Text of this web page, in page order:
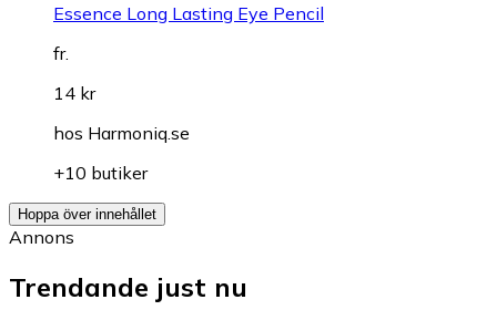
Essence Long Lasting Eye Pencil
fr.
14 kr
hos Harmoniq.se
+10 butiker
Hoppa över innehållet
Annons
Trendande just nu